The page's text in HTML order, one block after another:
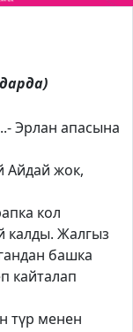
Эрлан апасына
Айдай жок,
кол
калды. Жалгыз
башка
кайталап
түр менен